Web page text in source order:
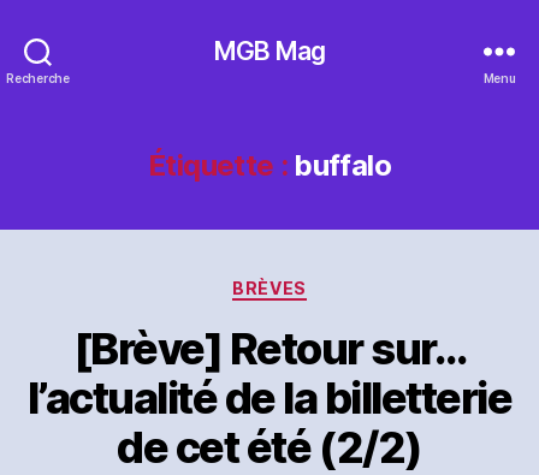
Recherche
MGB Mag
Menu
Étiquette : buffalo
Catégories
BRÈVES
[Brève] Retour sur…
l’actualité de la billetterie
de cet été (2/2)